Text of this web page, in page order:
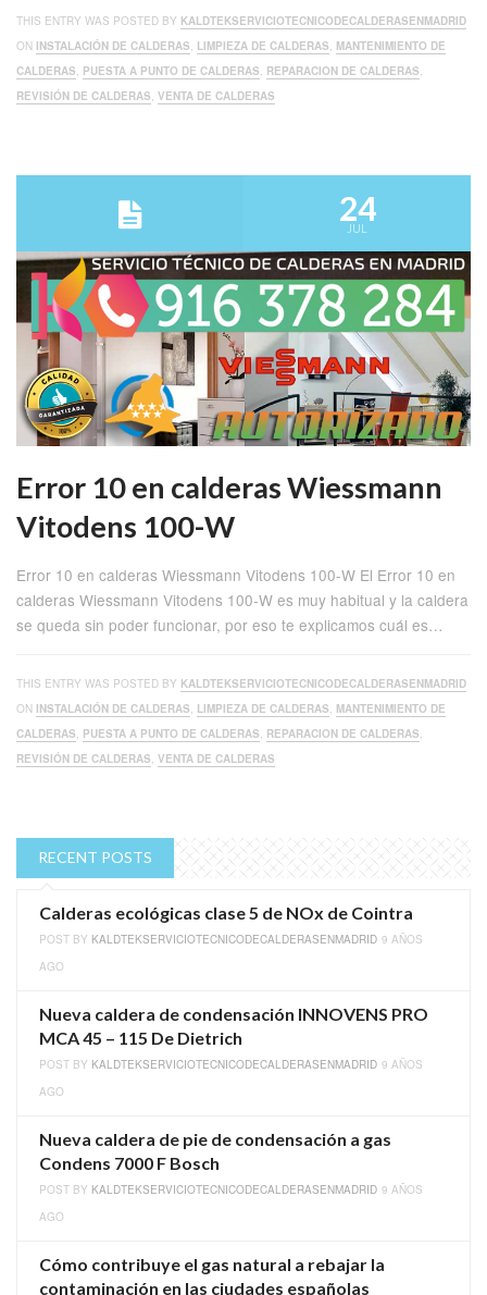
THIS ENTRY WAS POSTED BY KALDTEKSERVICIOTECNICODECALDERASENMADRID
ON INSTALACIÓN DE CALDERAS, LIMPIEZA DE CALDERAS, MANTENIMIENTO DE
CALDERAS, PUESTA A PUNTO DE CALDERAS, REPARACION DE CALDERAS,
REVISIÓN DE CALDERAS, VENTA DE CALDERAS
24
JUL
Error 10 en calderas Wiessmann
Vitodens 100-W
Error 10 en calderas Wiessmann Vitodens 100-W El Error 10 en
calderas Wiessmann Vitodens 100-W es muy habitual y la caldera
se queda sin poder funcionar, por eso te explicamos cuál es…
THIS ENTRY WAS POSTED BY KALDTEKSERVICIOTECNICODECALDERASENMADRID
ON INSTALACIÓN DE CALDERAS, LIMPIEZA DE CALDERAS, MANTENIMIENTO DE
CALDERAS, PUESTA A PUNTO DE CALDERAS, REPARACION DE CALDERAS,
REVISIÓN DE CALDERAS, VENTA DE CALDERAS
RECENT POSTS
Calderas ecológicas clase 5 de NOx de Cointra
POST BY KALDTEKSERVICIOTECNICODECALDERASENMADRID 9 AÑOS
AGO
Nueva caldera de condensación INNOVENS PRO
MCA 45 – 115 De Dietrich
POST BY KALDTEKSERVICIOTECNICODECALDERASENMADRID 9 AÑOS
AGO
Nueva caldera de pie de condensación a gas
Condens 7000 F Bosch
POST BY KALDTEKSERVICIOTECNICODECALDERASENMADRID 9 AÑOS
AGO
Cómo contribuye el gas natural a rebajar la
contaminación en las ciudades españolas